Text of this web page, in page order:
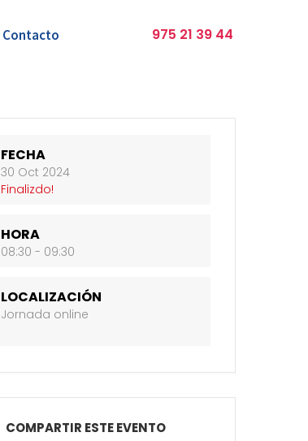
Contacto 975 21 39 44
FECHA
30 Oct 2024
Finalizdo!
HORA
08:30 - 09:30
LOCALIZACIÓN
Jornada online
COMPARTIR ESTE EVENTO